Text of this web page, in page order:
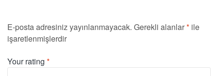
E-posta adresiniz yayınlanmayacak. Gerekli alanlar* ile
işaretlenmişlerdir
Your rating *